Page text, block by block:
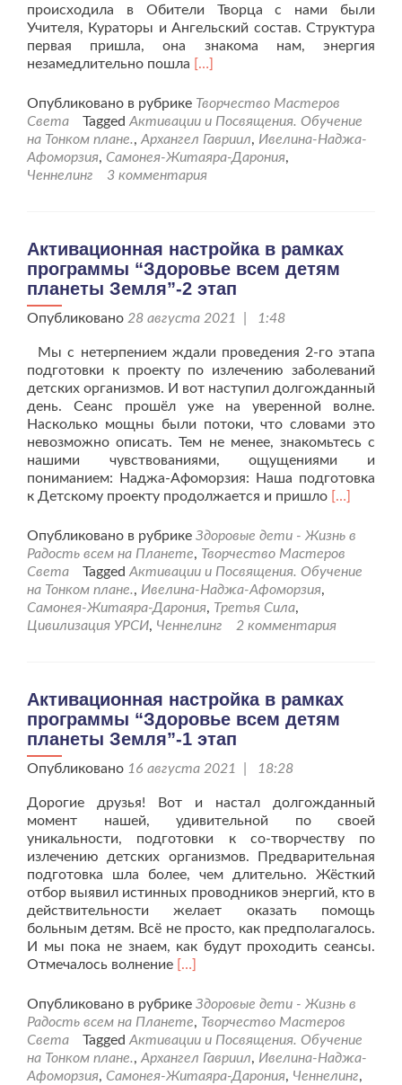
происходила в Обители Творца с нами были
Учителя, Кураторы и Ангельский состав. Структура
первая пришла, она знакома нам, энергия
незамедлительно пошла Читать
проАктивация
для
получения
Новых
Знаний
Силы.
[…]
Опубликовано в рубрике Творчество Мастеров
Света
Tagged Активации и Посвящения. Обучение
на Тонком плане., Архангел Гавриил, Ивелина-Наджа-
Афоморзия, Самонея-Житаяра-Дарония,
Ченнелинг
3 комментария
Активационная настройка в рамках
программы “Здоровье всем детям
планеты Земля”-2 этап
Опубликовано 28 августа 2021 | 1:48
Мы с нетерпением ждали проведения 2-го этапа
подготовки к проекту по излечению заболеваний
детских организмов. И вот наступил долгожданный
день. Сеанс прошёл уже на уверенной волне.
Насколько мощны были потоки, что словами это
невозможно описать. Тем не менее, знакомьтесь с
нашими чувствованиями, ощущениями и
пониманием: Наджа-Афоморзия: Наша подготовка
к Детскому проекту продолжается и пришло Читать
настройка
в
“Здоровье
Земля”-2
[…]
Опубликовано в рубрике Здоровые дети - Жизнь в
Радость всем на Планете, Творчество Мастеров
Света
Tagged Активации и Посвящения. Обучение
на Тонком плане., Ивелина-Наджа-Афоморзия,
Самонея-Житаяра-Дарония, Третья Сила,
Цивилизация УРСИ, Ченнелинг 2 комментария
Активационная настройка в рамках
программы “Здоровье всем детям
планеты Земля”-1 этап
Опубликовано 16 августа 2021 | 18:28
Дорогие друзья! Вот и настал долгожданный
момент нашей, удивительной по своей
уникальности, подготовки к со-творчеству по
излечению детских организмов. Предварительная
подготовка шла более, чем длительно. Жёсткий
отбор выявил истинных проводников энергий, кто в
действительности желает оказать помощь
больным детям. Всё не просто, как предполагалось.
И мы пока не знаем, как будут проходить сеансы.
Отмечалось волнение Читать
проАктивационная
настройка
в
рамках
программы
[…]
Опубликовано в рубрике Здоровые дети - Жизнь в
Радость всем на Планете, Творчество Мастеров
Света
Tagged Активации и Посвящения. Обучение
на Тонком плане., Архангел Гавриил, Ивелина-Наджа-
Афоморзия, Самонея-Житаяра-Дарония, Ченнелинг,